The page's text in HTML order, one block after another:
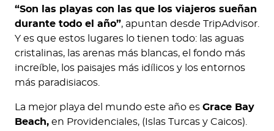
“Son las playas con las que los viajeros sueñan
durante todo el año”, apuntan desde TripAdvisor.
Y es que estos lugares lo tienen todo: las aguas
cristalinas, las arenas más blancas, el fondo más
increíble, los paisajes más idílicos y los entornos
más paradisiacos.
La mejor playa del mundo este año es Grace Bay
Beach, en Providenciales, (Islas Turcas y Caicos).